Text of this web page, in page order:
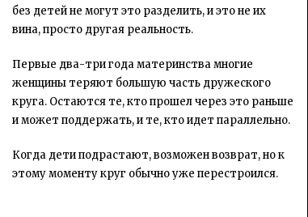
без детей не могут это разделить, и это не их
вина, просто другая реальность.
Первые два-три года материнства многие
женщины теряют большую часть дружеского
круга. Остаются те, кто прошел через это раньше
и может поддержать, и те, кто идет параллельно.
Когда дети подрастают, возможен возврат, но к
этому моменту круг обычно уже перестроился.